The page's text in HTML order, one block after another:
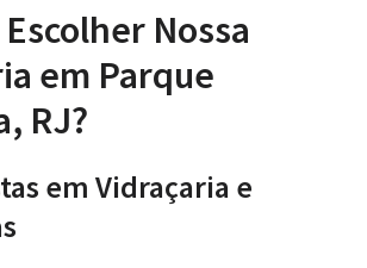
Nossa
em Parque
RJ?
em Vidraçaria e